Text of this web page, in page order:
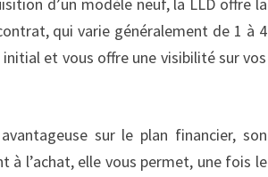
qui varie généralement de 1 à 4
et vous offre une visibilité sur vos
sur le plan financier, son
l’achat, elle vous permet, une fois le